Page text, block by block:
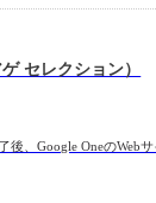
セレクション）
後、Google OneのWeb